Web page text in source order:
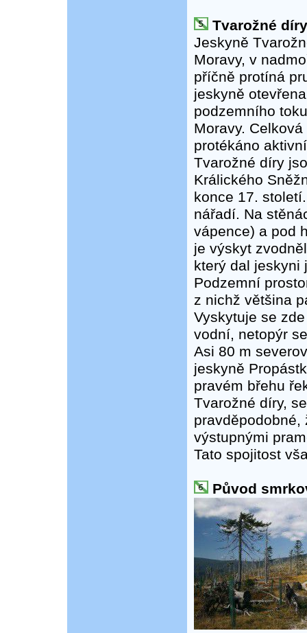
Tvarožné díry
Jeskyně
Moravy, v
příčně protíná
jeskyně
podzemního
Moravy.
protékáno
Tvarožné díry
Králického
konce 17.
nářadí. Na
vápence) a pod
je výskyt
který dal jeskyni
Podzemní
z nichž většina
Vyskytuje se
vodní, netopýr
Asi 80 m
jeskyně
pravém břehu
Tvarožné díry,
pravděpodobné,
výstupnými
Tato spojitost
Původ